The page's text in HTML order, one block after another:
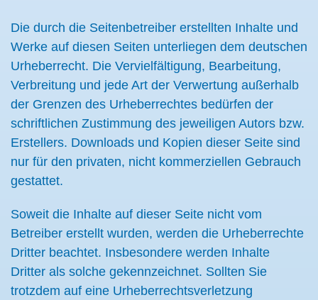
Die durch die Seitenbetreiber erstellten Inhalte und
Werke auf diesen Seiten unterliegen dem deutschen
Urheberrecht. Die Vervielfältigung, Bearbeitung,
Verbreitung und jede Art der Verwertung außerhalb
der Grenzen des Urheberrechtes bedürfen der
schriftlichen Zustimmung des jeweiligen Autors bzw.
Erstellers. Downloads und Kopien dieser Seite sind
nur für den privaten, nicht kommerziellen Gebrauch
gestattet.
Soweit die Inhalte auf dieser Seite nicht vom
Betreiber erstellt wurden, werden die Urheberrechte
Dritter beachtet. Insbesondere werden Inhalte
Dritter als solche gekennzeichnet. Sollten Sie
trotzdem auf eine Urheberrechtsverletzung